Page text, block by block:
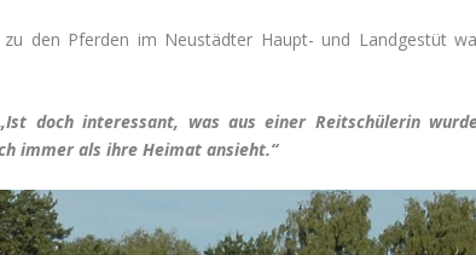
den Pferden im Neustädter Haupt- und Landgestüt
doch interessant, was aus einer Reitschülerin
immer als ihre Heimat ansieht.“